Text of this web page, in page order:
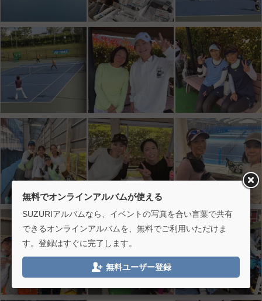
無料でオンラインアルバムが使える
SUZURIアルバムなら、イベントの写真を合い言葉で共有
できるオンラインアルバムを、無料でご利用いただけま
す。登録はすぐに完了します。
 無料ユーザー登録